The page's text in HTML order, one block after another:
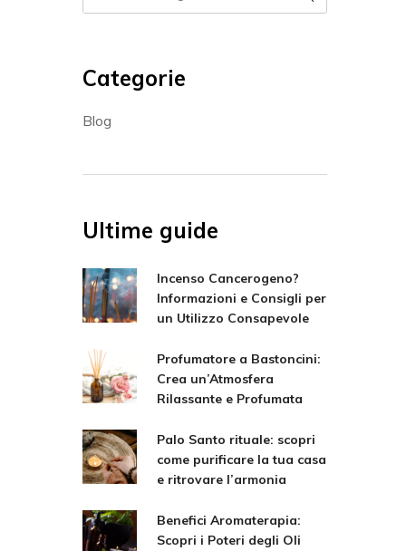
Categorie
Blog
Ultime guide
Incenso Cancerogeno?
Informazioni e Consigli per
un Utilizzo Consapevole
Profumatore a Bastoncini:
Crea un’Atmosfera
Rilassante e Profumata
Palo Santo rituale: scopri
come purificare la tua casa
e ritrovare l’armonia
Benefici Aromaterapia:
Scopri i Poteri degli Oli